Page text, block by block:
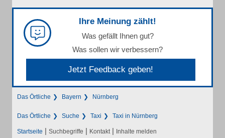
Ihre Meinung zählt!
Was gefällt Ihnen gut?
Was sollen wir verbessern?
Jetzt Feedback geben!
Das Örtliche Bayern Nürnberg
Das Örtliche Suche Taxi Taxi in Nürnberg
Startseite | Suchbegriffe | Kontakt | Inhalte melden